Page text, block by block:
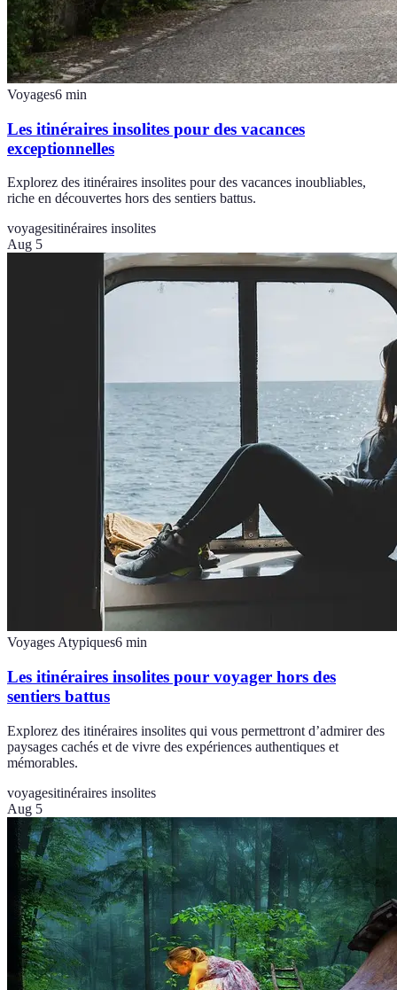
Voyages6 min
Les itinéraires insolites pour des vacances
exceptionnelles
Explorez des itinéraires insolites pour des vacances inoubliables,
riche en découvertes hors des sentiers battus.
voyagesitinéraires insolites
Aug 5
Voyages Atypiques6 min
Les itinéraires insolites pour voyager hors des
sentiers battus
Explorez des itinéraires insolites qui vous permettront d’admirer des
paysages cachés et de vivre des expériences authentiques et
mémorables.
voyagesitinéraires insolites
Aug 5